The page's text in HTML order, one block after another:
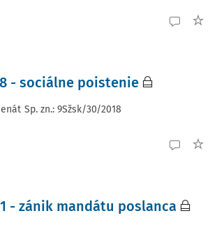
- sociálne poistenie
Sp. zn.: 9Sžsk/30/2018
- zánik mandátu poslanca